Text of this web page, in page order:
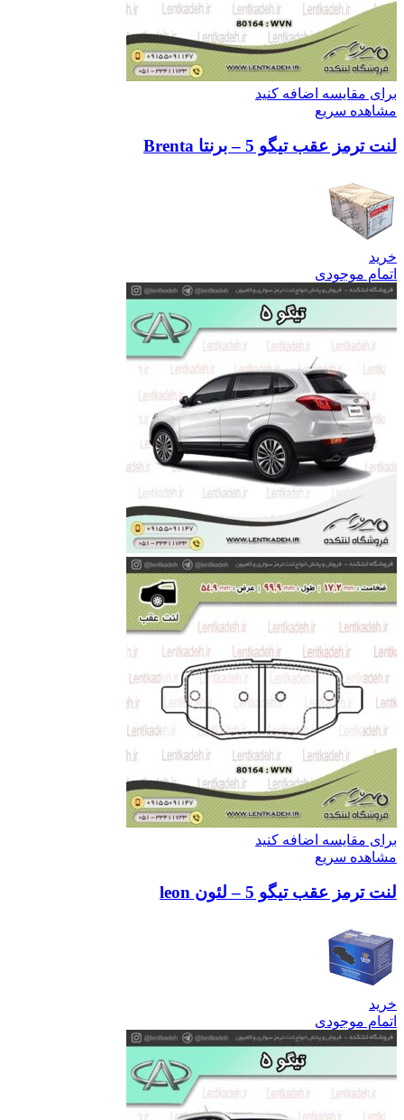
برای مقایسه اضافه کنید
مشاهده سریع
لنت ترمز عقب تیگو 5 – برنتا Brenta
خرید
اتمام موجودی
برای مقایسه اضافه کنید
مشاهده سریع
لنت ترمز عقب تیگو 5 – لئون leon
خرید
اتمام موجودی